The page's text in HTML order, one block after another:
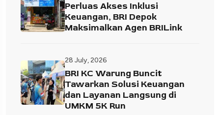
Perluas Akses Inklusi
Keuangan, BRI Depok
Maksimalkan Agen BRILink
28 July, 2026
BRI KC Warung Buncit
Tawarkan Solusi Keuangan
dan Layanan Langsung di
UMKM 5K Run